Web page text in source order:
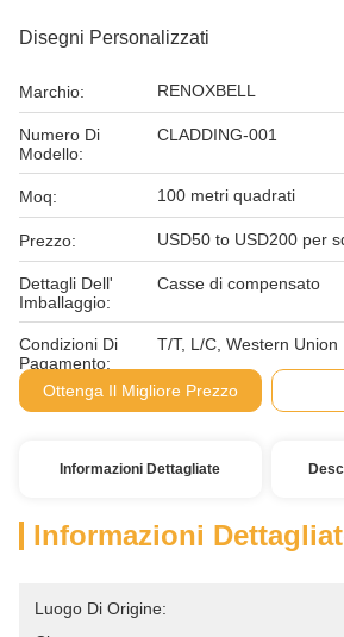
Disegni Personalizzati
Marchio: RENOXBELL
Numero Di
Modello:
CLADDING-001
Moq: 100 metri quadrati
Prezzo: USD50 to USD200 per
Dettagli Dell'
Imballaggio:
Casse di compensato
Condizioni Di
Pagamento:
T/T, L/C, Western Union
Ottenga Il Migliore Prezzo
Informazioni Dettagliate
Informazioni
Luogo Di Origine: